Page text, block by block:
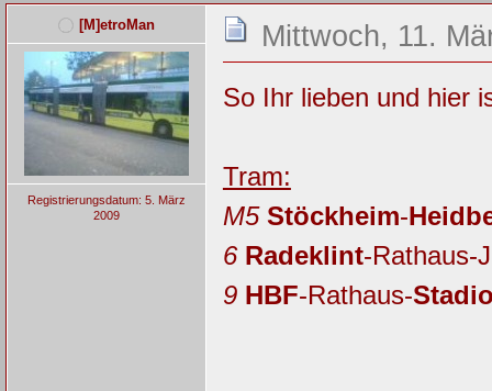
[M]etroMan
Registrierungsdatum: 5. März
2009
Mittwoch, 11.
So Ihr lieben und hier
Tram:
M5 Stöckheim-
6 Radeklint-Rathaus-
9 HBF-Rathaus-